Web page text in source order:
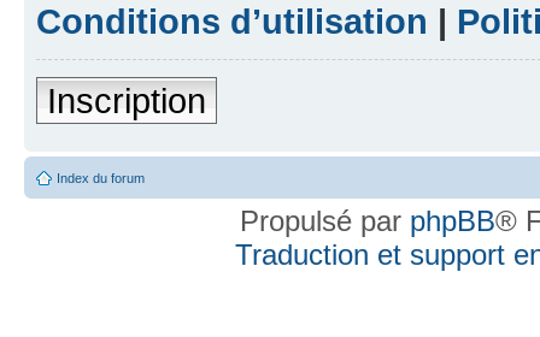
Conditions d’utilisation |
Inscription
Index du forum
Propulsé par phpBB®
Traduction et support